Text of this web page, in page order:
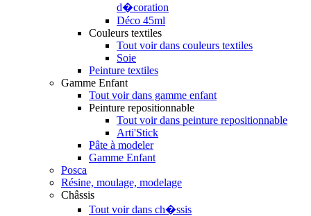
d�coration
Déco 45ml
Couleurs textiles
Tout voir dans couleurs textiles
Soie
Peinture textiles
Gamme Enfant
Tout voir dans gamme enfant
Peinture repositionnable
Tout voir dans peinture repositionnable
Arti'Stick
Pâte à modeler
Gamme Enfant
Posca
Résine, moulage, modelage
Châssis
Tout voir dans ch�ssis